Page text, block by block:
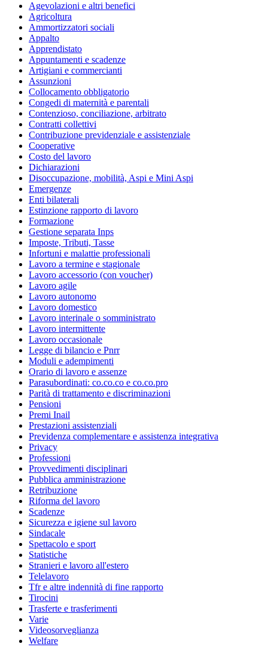
Agevolazioni e altri benefici
Agricoltura
Ammortizzatori sociali
Appalto
Apprendistato
Appuntamenti e scadenze
Artigiani e commercianti
Assunzioni
Collocamento obbligatorio
Congedi di maternità e parentali
Contenzioso, conciliazione, arbitrato
Contratti collettivi
Contribuzione previdenziale e assistenziale
Cooperative
Costo del lavoro
Dichiarazioni
Disoccupazione, mobilità, Aspi e Mini Aspi
Emergenze
Enti bilaterali
Estinzione rapporto di lavoro
Formazione
Gestione separata Inps
Imposte, Tributi, Tasse
Infortuni e malattie professionali
Lavoro a termine e stagionale
Lavoro accessorio (con voucher)
Lavoro agile
Lavoro autonomo
Lavoro domestico
Lavoro interinale o somministrato
Lavoro intermittente
Lavoro occasionale
Legge di bilancio e Pnrr
Moduli e adempimenti
Orario di lavoro e assenze
Parasubordinati: co.co.co e co.co.pro
Parità di trattamento e discriminazioni
Pensioni
Premi Inail
Prestazioni assistenziali
Previdenza complementare e assistenza integrativa
Privacy
Professioni
Provvedimenti disciplinari
Pubblica amministrazione
Retribuzione
Riforma del lavoro
Scadenze
Sicurezza e igiene sul lavoro
Sindacale
Spettacolo e sport
Statistiche
Stranieri e lavoro all'estero
Telelavoro
Tfr e altre indennità di fine rapporto
Tirocini
Trasferte e trasferimenti
Varie
Videosorveglianza
Welfare